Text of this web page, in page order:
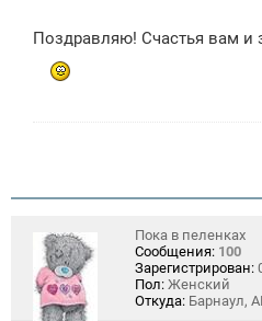
Поздравляю! Счастья вам и
Пока в пеленках
Сообщения: 100
Зарегистрирован:
Пол: Женский
Откуда: Барнаул,